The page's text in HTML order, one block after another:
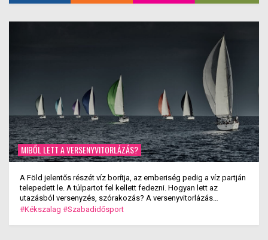
MIBŐL LETT A VERSENYVITORLÁZÁS?
A Föld jelentős részét víz borítja, az emberiség pedig a víz partján
telepedett le. A túlpartot fel kellett fedezni. Hogyan lett az
utazásból versenyzés, szórakozás? A versenyvitorlázás
kialakulása.
#Kékszalag #Szabadidősport